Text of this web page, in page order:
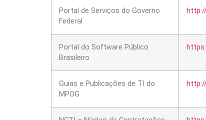
Portal de Serviços do Governo
Federal
Portal do Software Público
Brasileiro
Guias e Publicações de TI do
MPOG